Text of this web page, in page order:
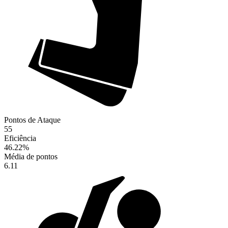
Pontos de Ataque
55
Eficiência
46.22%
Média de pontos
6.11